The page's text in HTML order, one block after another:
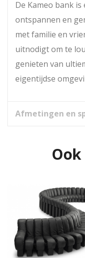
De Kameo bank
ontspannen en
met familie en
uitnodigt om te
genieten van
eigentijdse
Afmetingen en